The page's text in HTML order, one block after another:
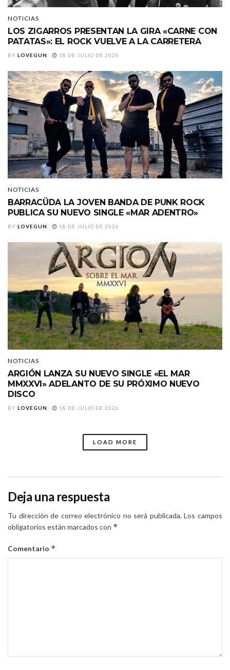
NOTICIAS
LOS ZIGARROS PRESENTAN LA GIRA «CARNE CON
PATATAS»: EL ROCK VUELVE A LA CARRETERA
BY LOVEGUN 18 DE JULIO DE 2026
NOTICIAS
BARRACÜDA LA JOVEN BANDA DE PUNK ROCK
PUBLICA SU NUEVO SINGLE «MAR ADENTRO»
BY LOVEGUN 18 DE JULIO DE 2026
NOTICIAS
ARGIÓN LANZA SU NUEVO SINGLE «EL MAR
MMXXVI» ADELANTO DE SU PRÓXIMO NUEVO
DISCO
BY LOVEGUN 18 DE JULIO DE 2026
LOAD MORE
Deja una respuesta
Tu dirección de correo electrónico no será publicada. Los campos
obligatorios están marcados con *
Comentario *